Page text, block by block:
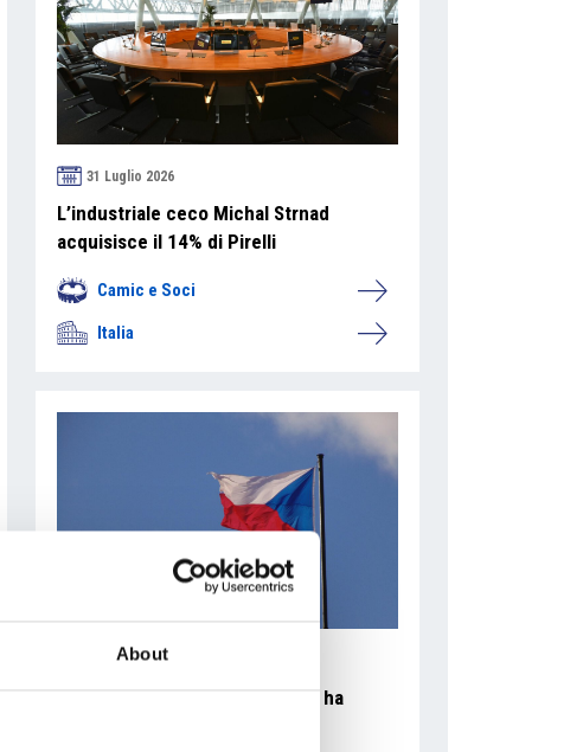
About
31 Luglio 2026
L’industriale ceco Michal Strnad
acquisisce il 14% di Pirelli
Camic e Soci
Italia
La crescita dell’economia ceca ha